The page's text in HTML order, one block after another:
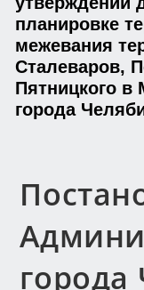
планировке
межевания
Сталеваров,
Пятницкого в
города